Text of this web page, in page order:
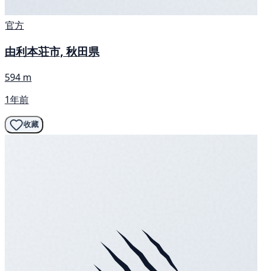
官方
由利本荘市, 秋田県
594 m
1年前
收藏